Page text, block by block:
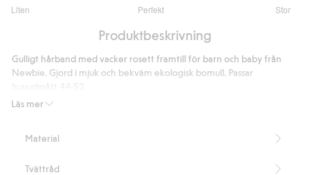
Liten Perfekt Stor
utav
126
betyg
Produktbeskrivning
Läs mer
Gulligt hårband med vacker rosett framtill för barn och baby från
Newbie. Gjord i mjuk och bekväm ekologisk bomull. Passar
Innehåller 95% ekologisk bomull.
Material
Tvättråd